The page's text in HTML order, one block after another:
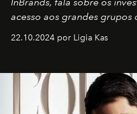
acesso aos grandes grupos
22.10.2024 por Ligia Kas